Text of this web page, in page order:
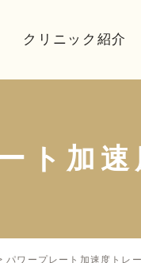
クリニック紹介
ト加
パワープレート加速度トレ